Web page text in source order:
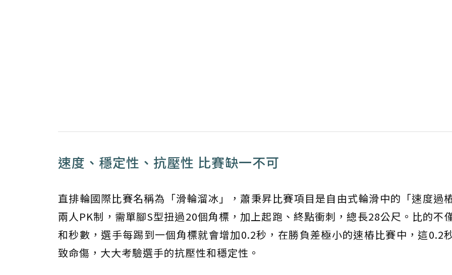
速度、穩定性、抗壓性 比賽缺一不可
直排輪國際比賽名稱為「滑輪溜冰」，蕭秉昇比賽項目是自由式輪滑中的「速度過
兩人PK制，需單腳S型扭過20個角標，加上起跑、終點衝刺，總長28公尺。比的不
和秒數，選手每踢到一個角標就會增加0.2秒，在勝負差極小的速樁比賽中，這0.2
致命傷，大大考驗選手的抗壓性和穩定性。